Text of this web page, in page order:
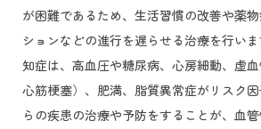
が困難であるため、生活習慣の改善や薬
ションなどの進行を遅らせる治療を行い
知症は、高血圧や糖尿病、心房細動、虚
心筋梗塞）、肥満、脂質異常症がリスク
らの疾患の治療や予防をすることが、血